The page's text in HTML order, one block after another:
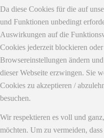
Da diese Cookies für die auf
und Funktionen unbedingt
Auswirkungen auf die
Cookies jederzeit blockieren
Browsereinstellungen ändern
dieser Webseite erzwingen. Sie
Cookies zu akzeptieren /
besuchen.
Wir respektieren es voll und
möchten. Um zu vermeiden,